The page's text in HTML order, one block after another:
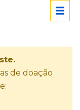
de doação